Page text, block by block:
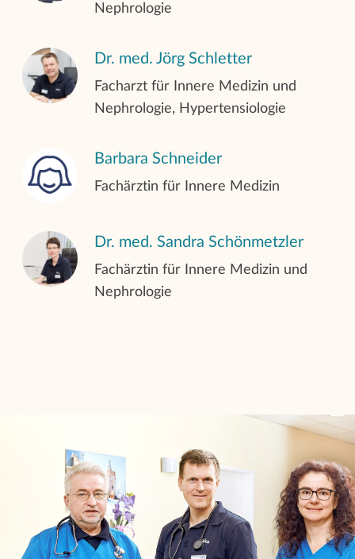
Nephrologie
Dr. med. Jörg Schletter
Facharzt für Innere Medizin und
Nephrologie, Hypertensiologie
Barbara Schneider
Fachärztin für Innere Medizin
Dr. med. Sandra Schönmetzler
Fachärztin für Innere Medizin und
Nephrologie